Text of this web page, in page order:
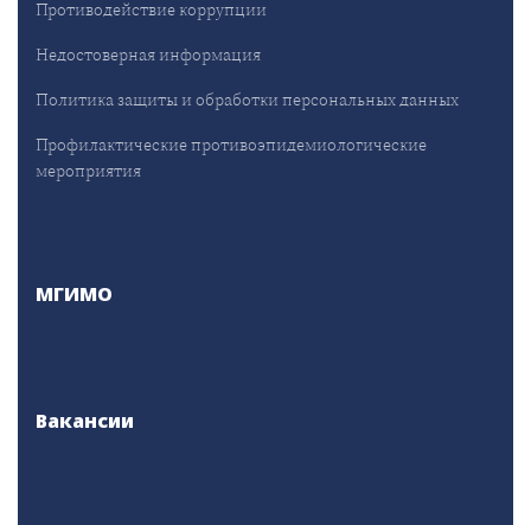
Противодействие коррупции
Недостоверная информация
Политика защиты и обработки персональных данных
Профилактические противоэпидемиологические
мероприятия
МГИМО
Вакансии